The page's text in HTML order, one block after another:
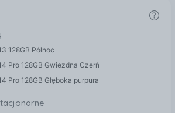
128GB Północ
Pro 128GB Gwiezdna Czerń
Pro 128GB Głęboka purpura